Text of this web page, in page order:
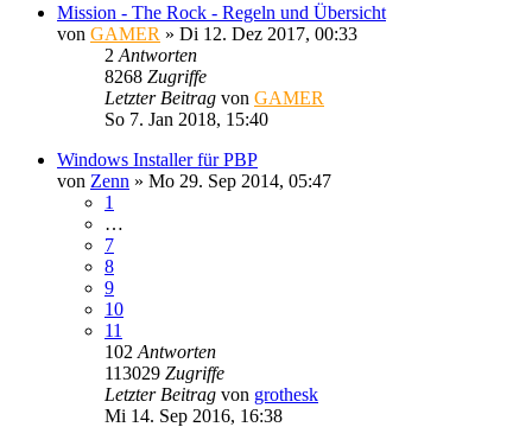
Mission - The Rock - Regeln und Übersicht
von GAMER » Di 12. Dez 2017, 00:33
2 Antworten
8268 Zugriffe
Letzter Beitrag von GAMER
So 7. Jan 2018, 15:40
Windows Installer für PBP
von Zenn » Mo 29. Sep 2014, 05:47
1
…
7
8
9
10
11
102 Antworten
113029 Zugriffe
Letzter Beitrag von grothesk
Mi 14. Sep 2016, 16:38